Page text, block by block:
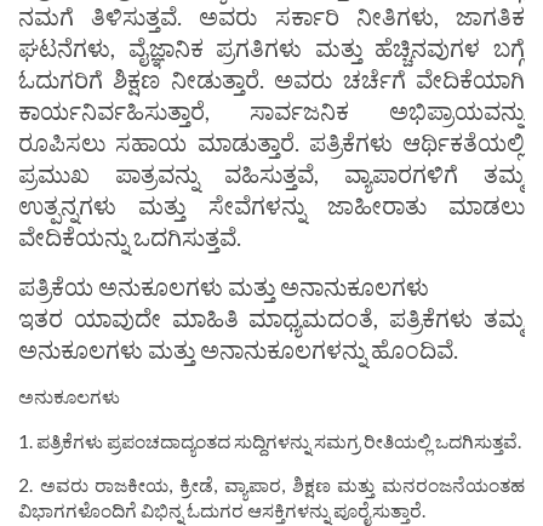
ನಮಗೆ ತಿಳಿಸುತ್ತವೆ. ಅವರು ಸರ್ಕಾರಿ ನೀತಿಗಳು, ಜಾಗತಿಕ
ಘಟನೆಗಳು, ವೈಜ್ಞಾನಿಕ ಪ್ರಗತಿಗಳು ಮತ್ತು ಹೆಚ್ಚಿನವುಗಳ ಬಗ್ಗೆ
ಓದುಗರಿಗೆ ಶಿಕ್ಷಣ ನೀಡುತ್ತಾರೆ. ಅವರು ಚರ್ಚೆಗೆ ವೇದಿಕೆಯಾಗಿ
ಕಾರ್ಯನಿರ್ವಹಿಸುತ್ತಾರೆ, ಸಾರ್ವಜನಿಕ ಅಭಿಪ್ರಾಯವನ್ನು
ರೂಪಿಸಲು ಸಹಾಯ ಮಾಡುತ್ತಾರೆ. ಪತ್ರಿಕೆಗಳು ಆರ್ಥಿಕತೆಯಲ್ಲಿ
ಪ್ರಮುಖ ಪಾತ್ರವನ್ನು ವಹಿಸುತ್ತವೆ, ವ್ಯಾಪಾರಗಳಿಗೆ ತಮ್ಮ
ಉತ್ಪನ್ನಗಳು ಮತ್ತು ಸೇವೆಗಳನ್ನು ಜಾಹೀರಾತು ಮಾಡಲು
ವೇದಿಕೆಯನ್ನು ಒದಗಿಸುತ್ತವೆ.
ಪತ್ರಿಕೆಯ ಅನುಕೂಲಗಳು ಮತ್ತು ಅನಾನುಕೂಲಗಳು
ಇತರ ಯಾವುದೇ ಮಾಹಿತಿ ಮಾಧ್ಯಮದಂತೆ, ಪತ್ರಿಕೆಗಳು ತಮ್ಮ
ಅನುಕೂಲಗಳು ಮತ್ತು ಅನಾನುಕೂಲಗಳನ್ನು ಹೊಂದಿವೆ.
ಅನುಕೂಲಗಳು
1. ಪತ್ರಿಕೆಗಳು ಪ್ರಪಂಚದಾದ್ಯಂತದ ಸುದ್ದಿಗಳನ್ನು ಸಮಗ್ರ ರೀತಿಯಲ್ಲಿ ಒದಗಿಸುತ್ತವೆ.
2. ಅವರು ರಾಜಕೀಯ, ಕ್ರೀಡೆ, ವ್ಯಾಪಾರ, ಶಿಕ್ಷಣ ಮತ್ತು ಮನರಂಜನೆಯಂತಹ
ವಿಭಾಗಗಳೊಂದಿಗೆ ವಿಭಿನ್ನ ಓದುಗರ ಆಸಕ್ತಿಗಳನ್ನು ಪೂರೈಸುತ್ತಾರೆ.